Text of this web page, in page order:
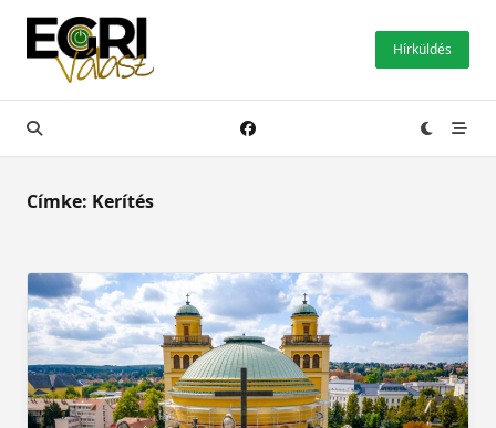
Skip
content
Hírküldés
Címke: Kerítés